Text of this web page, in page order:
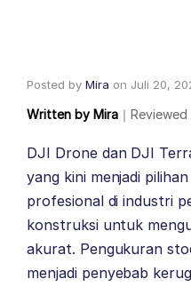
Posted by Mira on Juli 20,
Written by Mira ｜
DJI Drone dan DJI
yang kini menjadi
profesional di industri
konstruksi untuk
akurat. Pengukuran
menjadi penyebab